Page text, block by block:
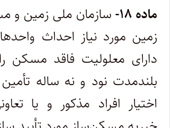
ماده ۱۸-
سازمان ملی زمین
زمین مورد نیاز احداث
دارای معلولیت فاقد مسکن
بلندمدت نود و نه ساله
اختیار افراد مذکور و یا